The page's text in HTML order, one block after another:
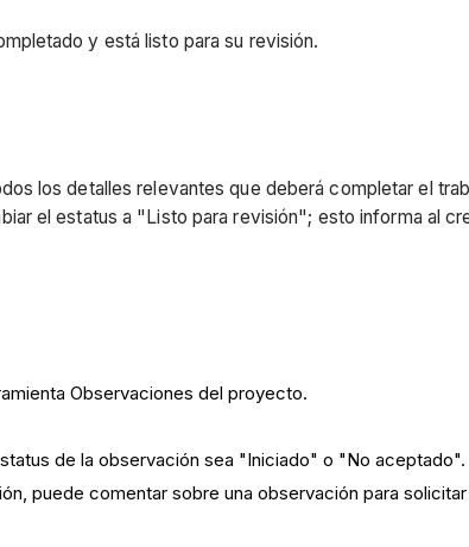
y está listo para su revisión.
los detalles relevantes que deberá completar el
el estatus a "Listo para revisión"; esto informa al
Observaciones del proyecto.
de la observación sea "Iniciado" o "No aceptado".
puede comentar sobre una observación para